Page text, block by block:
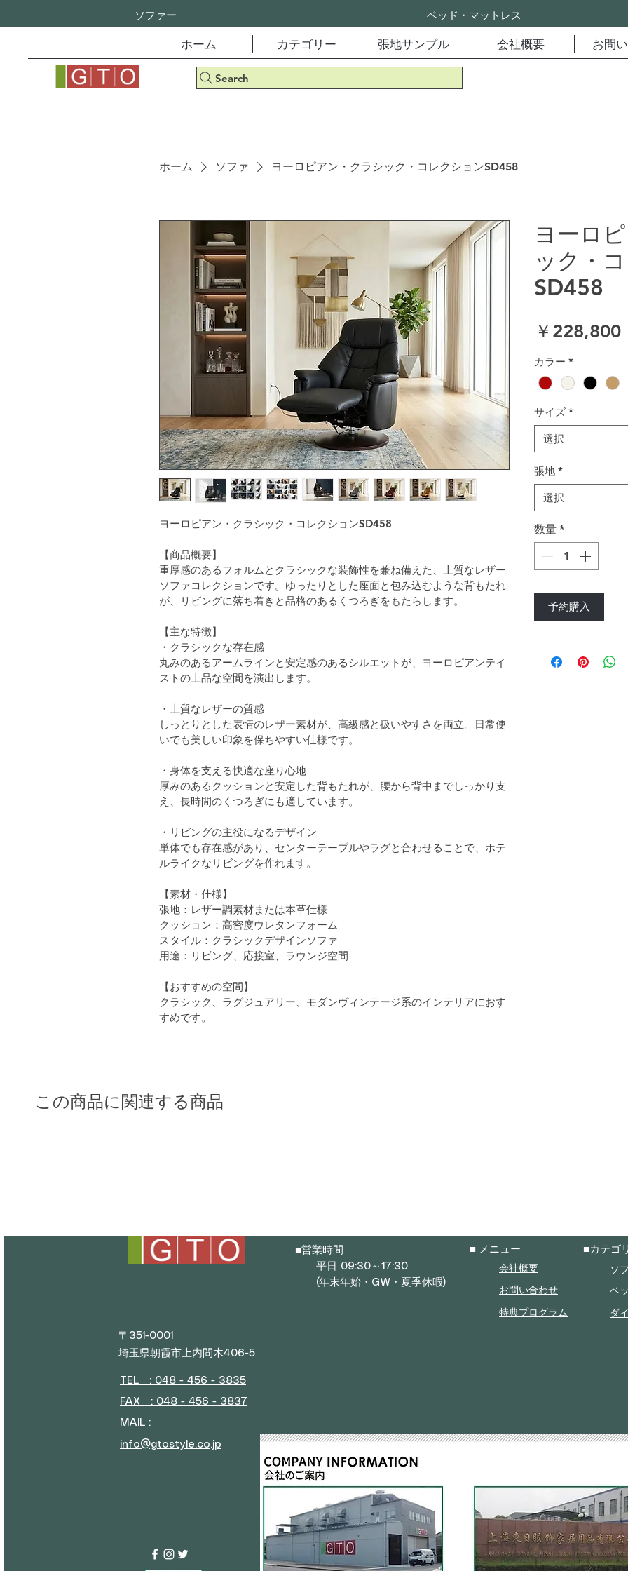
ソファー ベッド・マットレス
ホーム カテゴリー 張地サンプル 会社概要 お問
Search
ホーム ソファ ヨーロピアン・クラシック・コレクションSD458
ヨーロピアン・クラシック・コレクションSD458
【商品概要】
重厚感のあるフォルムとクラシックな装飾性を兼ね備えた、上質なレザー
ソファコレクションです。ゆったりとした座面と包み込むような背もたれ
が、リビングに落ち着きと品格のあるくつろぎをもたらします。
【主な特徴】
・クラシックな存在感
丸みのあるアームラインと安定感のあるシルエットが、ヨーロピアンテイ
ストの上品な空間を演出します。
・上質なレザーの質感
しっとりとした表情のレザー素材が、高級感と扱いやすさを両立。日常使
いでも美しい印象を保ちやすい仕様です。
・身体を支える快適な座り心地
厚みのあるクッションと安定した背もたれが、腰から背中までしっかり支
え、長時間のくつろぎにも適しています。
・リビングの主役になるデザイン
単体でも存在感があり、センターテーブルやラグと合わせることで、ホテ
ルライクなリビングを作れます。
【素材・仕様】
張地：レザー調素材または本革仕様
クッション：高密度ウレタンフォーム
スタイル：クラシックデザインソファ
用途：リビング、応接室、ラウンジ空間
【おすすめの空間】
クラシック、ラグジュアリー、モダンヴィンテージ系のインテリアにおす
すめです。
ヨーロ
ック・
SD458
￥228,800
カラー *
サイズ *
選択
張地 *
選択
数量 *
予約購入
この商品に関連する商品
■営業時間
平日 09:30～17:30
(年末年始・GW・夏季休暇)
■ メニュー
会社概要
お問い合わせ
特典プログラム
■カテゴ
ソ
ベ
ダ
〒351-0001
埼玉県朝霞市上内間木406-5
TEL : 048 - 456 - 3835​
FAX : 048 - 456 - 3837
MAIL :
info@gtostyle.co.jp